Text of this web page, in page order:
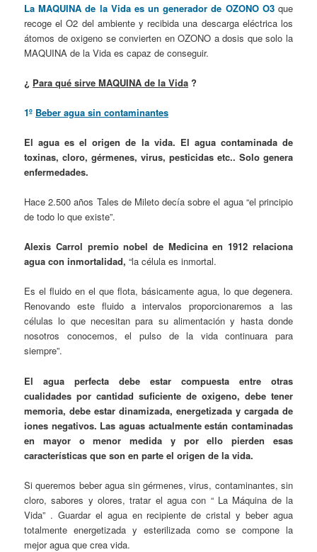
La MAQUINA de la Vida es un generador de OZONO O3que
recoge el O2 del ambiente y recibida una descarga eléctrica los
átomos de oxigeno se convierten en OZONO a dosis que solo la
MAQUINA de la Vida es capaz de conseguir.
¿ Para qué sirve MAQUINA de la Vida ?
1º Beber agua sin contaminantes
El agua es el origen de la vida. El agua contaminada de
toxinas, cloro, gérmenes, virus, pesticidas etc.. Solo genera
enfermedades.
Hace 2.500 años Tales de Mileto decía sobre el agua “el principio
de todo lo que existe”.
Alexis Carrol premio nobel de Medicina en 1912 relaciona
agua con inmortalidad, “la célula es inmortal.
Es el fluido en el que flota, básicamente agua, lo que degenera.
Renovando este fluido a intervalos proporcionaremos a las
células lo que necesitan para su alimentación y hasta donde
nosotros conocemos, el pulso de la vida continuara para
siempre”.
El agua perfecta debe estar compuesta entre otras
cualidades por cantidad suficiente de oxigeno, debe tener
memoria, debe estar dinamizada, energetizada y cargada de
iones negativos. Las aguas actualmente están contaminadas
en mayor o menor medida y por ello pierden esas
características que son en parte el origen de la vida.
Si queremos beber agua sin gérmenes, virus, contaminantes, sin
cloro, sabores y olores, tratar el agua con “ La Máquina de la
Vida” . Guardar el agua en recipiente de cristal y beber agua
totalmente energetizada y esterilizada como se compone la
mejor agua que crea vida.